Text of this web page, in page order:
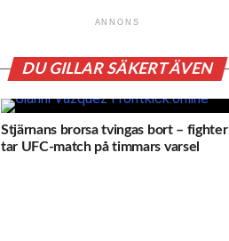
ANNONS
DU GILLAR SÄKERT ÄVEN
Stjärnans brorsa tvingas bort – fighter
tar UFC-match på timmars varsel